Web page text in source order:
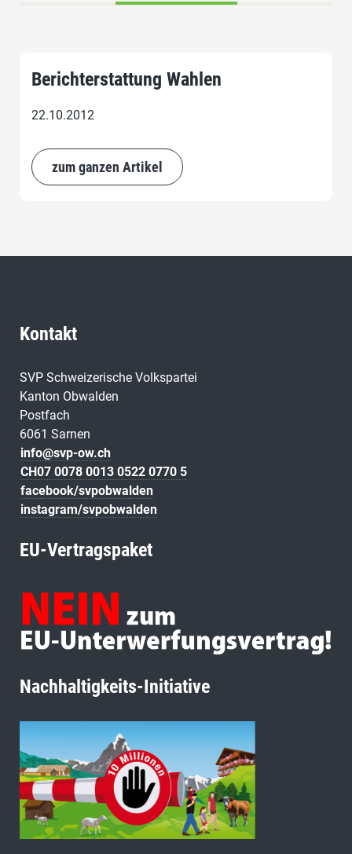
Berichterstattung Wahlen
22.10.2012
zum ganzen Artikel
Kontakt
SVP Schweizerische Volkspartei
Kanton Obwalden
Postfach
6061 Sarnen
info@svp-ow.ch
CH07 0078 0013 0522 0770 5
facebook/svpobwalden
instagram/svpobwalden
EU-Vertragspaket
Nachhaltigkeits-Initiative